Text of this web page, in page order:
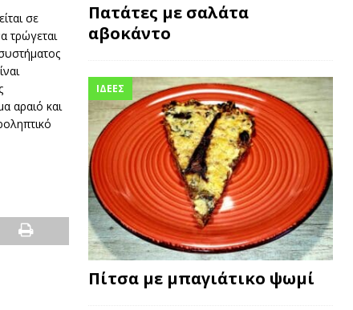
σε
τρώγεται
αραιό και
Πατάτες με σαλάτα
αβοκάντο
ΙΔΕΕΣ
Πίτσα με μπαγιάτικο ψωμί